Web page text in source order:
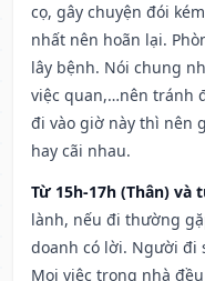
cọ, gây chuyện đói
nhất nên hoãn lại.
lây bệnh. Nói chung
việc quan,…nên tránh
đi vào giờ này thì nên
hay cãi nhau.
Từ 15h-17h (Thân) và
lành, nếu đi thường
doanh có lời. Người đi
Mọi việc trong nhà